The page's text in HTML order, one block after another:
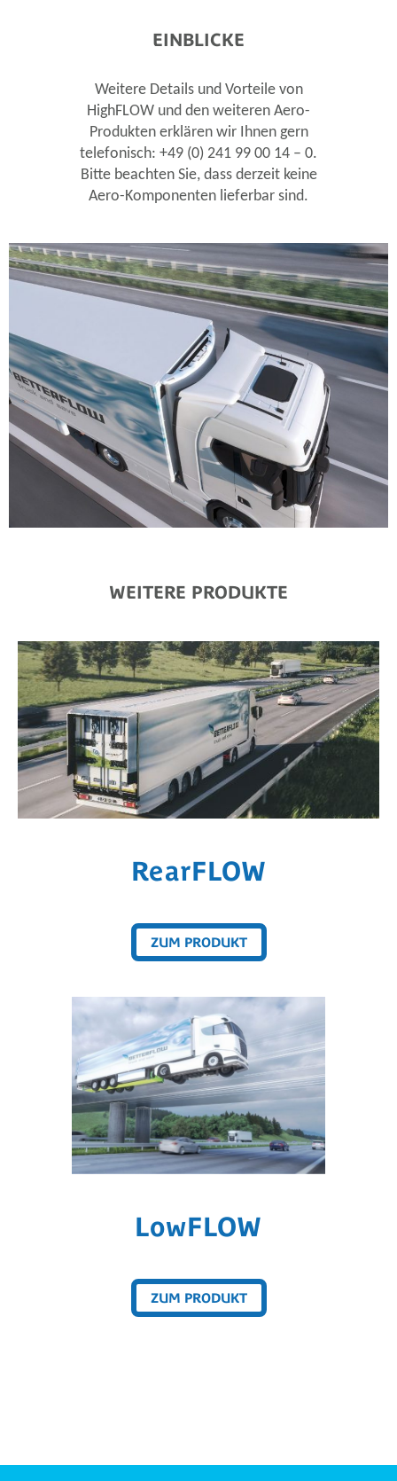
EINBLICKE
Weitere Details und Vorteile von
HighFLOW und den weiteren Aero-
Produkten erklären wir Ihnen gern
telefonisch: +49 (0) 241 99 00 14 – 0.
Bitte beachten Sie, dass derzeit keine
Aero-Komponenten lieferbar sind.
WEITERE PRODUKTE
RearFLOW
ZUM PRODUKT
LowFLOW
ZUM PRODUKT